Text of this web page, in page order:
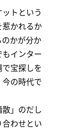
トという
かれるか
かが分か
インター
宝探しを
の時代で
」のだし
わせとい